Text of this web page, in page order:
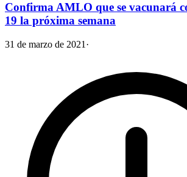
Confirma AMLO que se vacunará
19 la próxima semana
31 de marzo de 2021 ·